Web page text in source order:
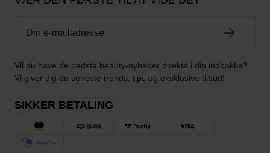
Vil du have de bedste beauty-nyheder direkte i din indbakke?
Vi giver dig de seneste trends, tips og eksklusive tilbud!
SIKKER BETALING